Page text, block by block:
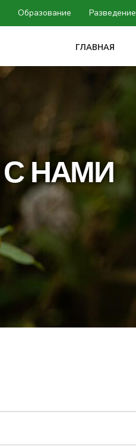
Образование Разведение
ГЛАВНАЯ
С НАМИ